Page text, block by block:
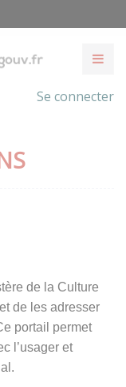
Se connecter
de la Culture
de les adresser
portail permet
l’usager et